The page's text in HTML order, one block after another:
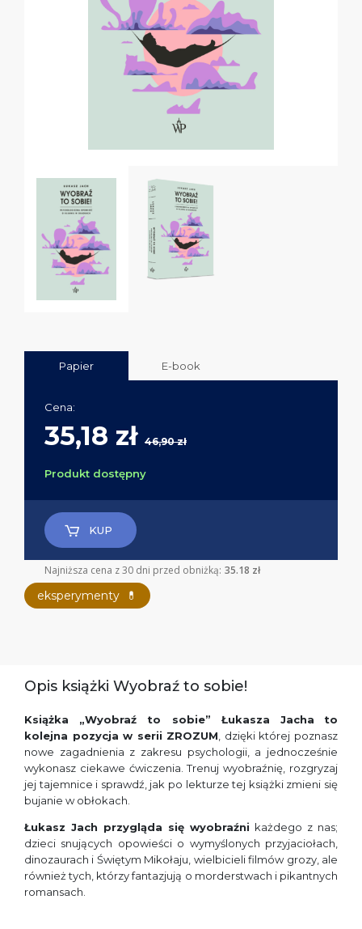
Papier E-book
Cena:
35,18 zł 46,90 zł
Produkt dostępny
KUP
Najniższa cena z 30 dni przed obniżką: 35.18 zł
eksperymenty 💊
Opis książki Wyobraź to sobie!
Książka „Wyobraź to sobie” Łukasza Jacha
to
kolejna pozycja w serii ZROZUM , dzięki której poznasz
nowe zagadnienia z zakresu psychologii, a jednocześnie
wykonasz ciekawe ćwiczenia. Trenuj wyobraźnię, rozgryzaj
jej tajemnice i sprawdź, jak po lekturze tej książki zmieni się
bujanie w obłokach.
Łukasz Jach przygląda się wyobraźni każdego z nas;
dzieci snujących opowieści o wymyślonych przyjaciołach,
dinozaurach i Świętym Mikołaju, wielbicieli filmów grozy, ale
również tych, którzy fantazjują o morderstwach i pikantnych
romansach.